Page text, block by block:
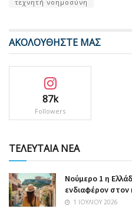
τεχνητή νοημοσύνη
ΑΚΟΛΟΥΘΗΣΤΕ ΜΑΣ
87k
Followers
ΤΕΛΕΥΤΑΙΑ ΝΕΑ
Nούμερο 1 η
ενδιαφέρον στον
1 ΙΟΥΛΊΟΥ 2026